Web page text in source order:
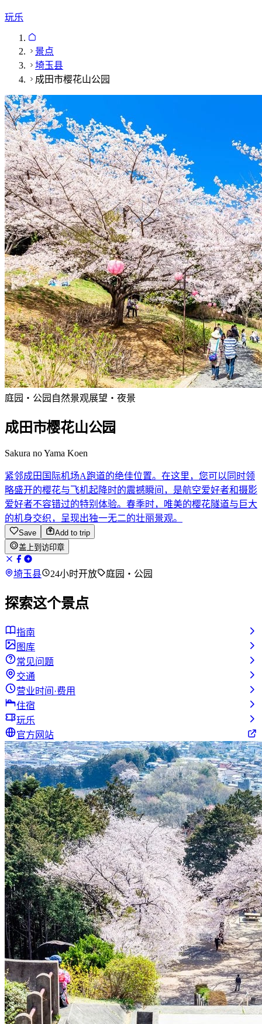
玩乐
景点
埼玉县
成田市樱花山公园
庭园・公园 自然景观展望・夜景
成田市樱花山公园
Sakura no Yama Koen
紧邻成田国际机场A跑道的绝佳位置。在这里，您可以同时领
略盛开的樱花与飞机起降时的震撼瞬间，是航空爱好者和摄影
爱好者不容错过的特别体验。春季时，唯美的樱花隧道与巨大
的机身交织，呈现出独一无二的壮丽景观。
Save
Add to trip
盖上到访印章
埼玉县 24小时开放 庭园・公园
探索这个景点
指南
图库
常见问题
交通
营业时间·费用
住宿
玩乐
官方网站